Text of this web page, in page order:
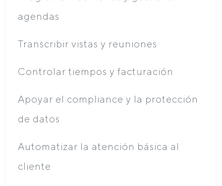
agendas
Transcribir vistas y reuniones
Controlar tiempos y facturación
Apoyar el compliance y la protección
de datos
Automatizar la atención básica al
cliente